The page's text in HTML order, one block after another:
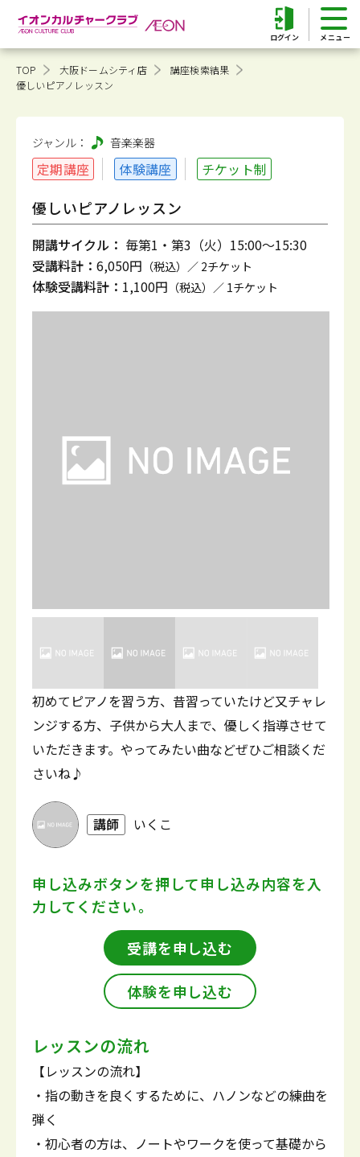
ログイン
TOP 大阪ドームシティ店
講座検索結果
優しいピアノレッスン
ジャンル： 音楽楽器
定期講座 体験講座 チケット制
優しいピアノレッスン
開講サイクル： 毎第1・第3（火）15:00～15:30
受講料計： 6,050円 （税込）／ 2チケット
体験受講料計： 1,100円 （税込）／ 1チケット
初めてピアノを習う方、昔習っていたけど又チャレ
ンジする方、子供から大人まで、優しく指導させて
いただきます。やってみたい曲などぜひご相談くだ
さいね♪
講師 いくこ
申し込みボタンを押して申し込み内容を入
力してください。
受講を申し込む
体験を申し込む
レッスンの流れ
【レッスンの流れ】
・指の動きを良くするために、ハノンなどの練曲を
弾く
・初心者の方は、ノートやワークを使って基礎から